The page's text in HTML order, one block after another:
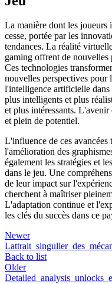
La manière dont les joueurs
cesse, portée par les
tendances. La réalité
gaming offrent de nouvelles
Ces technologies
nouvelles perspectives
l'intelligence artificielle dans
plus intelligents et plus
et plus intéressants. L'avenir
et plein de potentiel.
L'influence de ces avancées
l'amélioration des
également les stratégies et
dans le jeu. Une
de leur impact sur
cherchent à maîtriser
L'adaptation continue et
les clés du succès dans ce
Newer
Back to list
Older